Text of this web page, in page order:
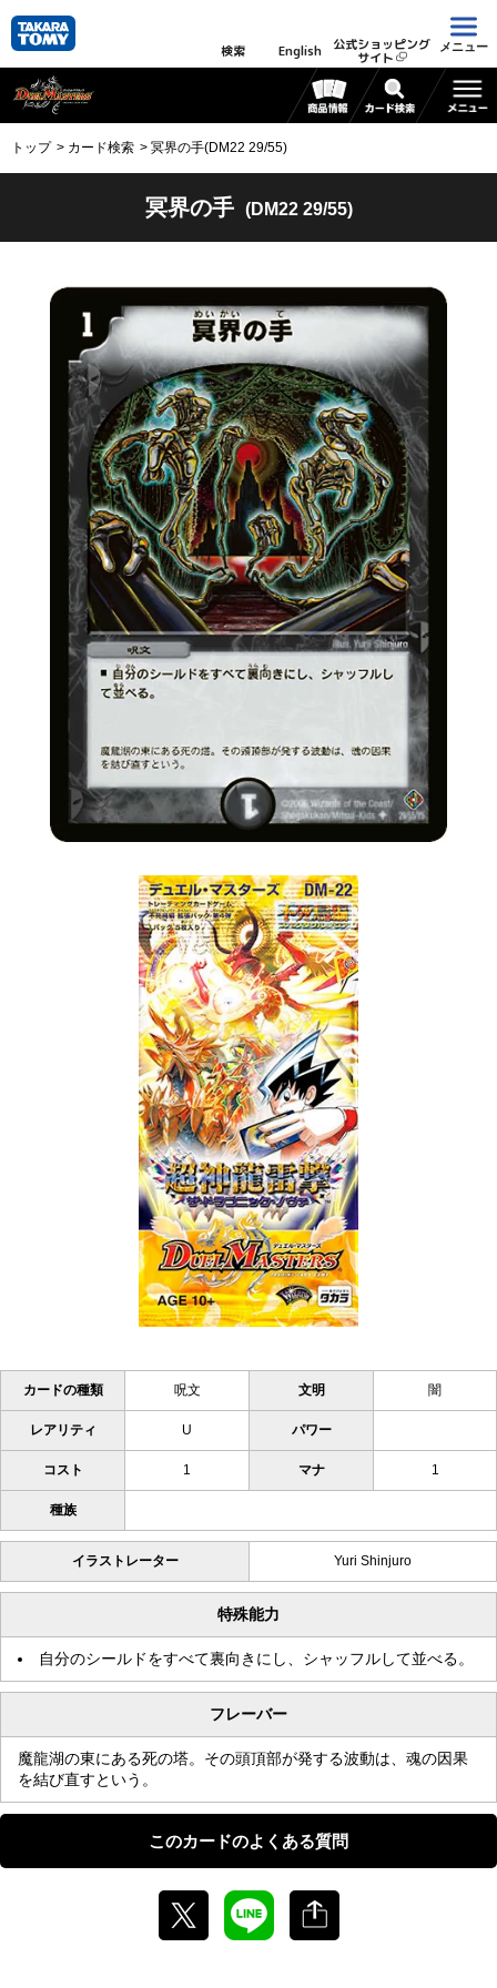
検索 English 公式ショッピング
サイト
メニュー
トップ カード検索 冥界の手(DM22 29/55)
冥界の手 (DM22 29/55)
カードの種類 呪文 文明 闇
レアリティ U パワー
コスト 1 マナ 1
種族
イラストレーター Yuri Shinjuro
特殊能力
自分のシールドをすべて裏向きにし、シャッフルして並べる。
フレーバー
魔龍湖の東にある死の塔。その頭頂部が発する波動は、魂の因果
を結び直すという。
このカードのよくある質問